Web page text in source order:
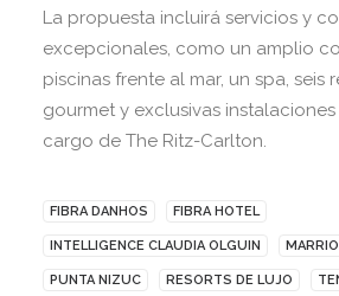
La propuesta incluirá servicios y
excepcionales, como un amplio
piscinas frente al mar, un spa, seis
gourmet y exclusivas
cargo de The Ritz-Carlton.
FIBRA DANHOS FIBRA HOTEL
INTELLIGENCE CLAUDIA OLGUIN
PUNTA NIZUC RESORTS DE LUJO